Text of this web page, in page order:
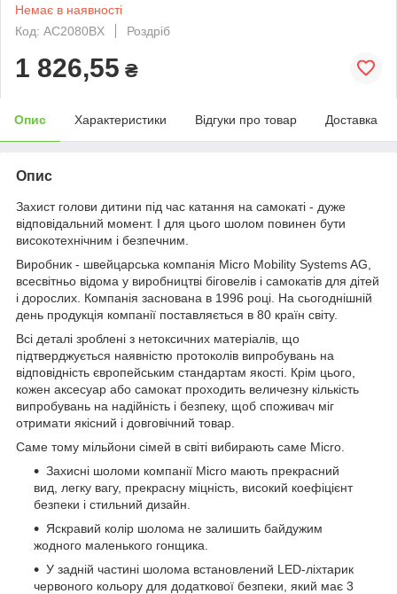
Немає в наявності
Код: AC2080BX
Роздріб
1 826,55 ₴
Опис Характеристики Відгуки про товар Доставка
Опис
Захист голови дитини під час катання на самокаті - дуже
відповідальний момент. І для цього шолом повинен бути
високотехнічним і безпечним.
Виробник - швейцарська компанія Micro Mobility Systems AG,
всесвітньо відома у виробництві біговелів і самокатів для дітей
і дорослих. Компанія заснована в 1996 році. На сьогоднішній
день продукція компанії поставляється в 80 країн світу.
Всі деталі зроблені з нетоксичних матеріалів, що
підтверджується наявністю протоколів випробувань на
відповідність європейським стандартам якості. Крім цього,
кожен аксесуар або самокат проходить величезну кількість
випробувань на надійність і безпеку, щоб споживач міг
отримати якісний і довговічний товар.
Саме тому мільйони сімей в світі вибирають саме Micro.
Захисні шоломи компанії Micro мають прекрасний
вид, легку вагу, прекрасну міцність, високий коефіцієнт
безпеки і стильний дизайн.
Яскравий колір шолома не залишить байдужим
жодного маленького гонщика.
У задній частині шолома встановлений LED-ліхтарик
червоного кольору для додаткової безпеки, який має 3